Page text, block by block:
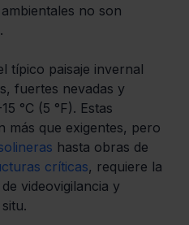
no son
típico paisaje invernal
fuertes nevadas y
°C (5 °F). Estas
más que exigentes, pero
hasta obras de
críticas, requiere la
videovigilancia y